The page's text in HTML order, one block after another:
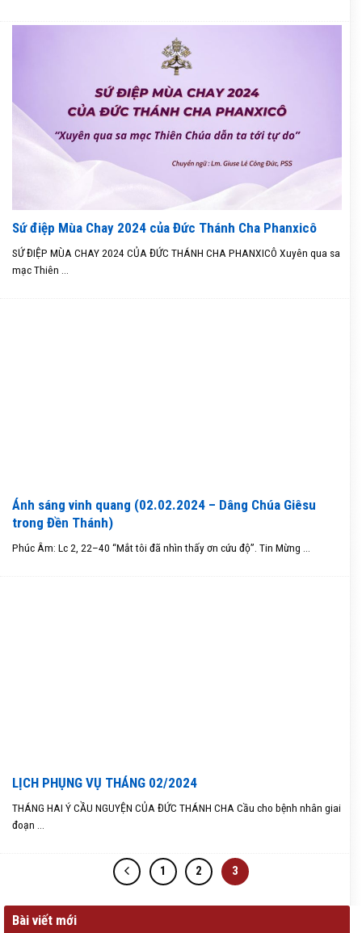
Sứ điệp Mùa Chay 2024 của Đức Thánh Cha Phanxicô
SỨ ĐIỆP MÙA CHAY 2024 CỦA ĐỨC THÁNH CHA PHANXICÔ Xuyên qua sa
mạc Thiên ...
Ánh sáng vinh quang (02.02.2024 – Dâng Chúa Giêsu
trong Đền Thánh)
Phúc Âm: Lc 2, 22–40 “Mắt tôi đã nhìn thấy ơn cứu độ”. Tin Mừng ...
LỊCH PHỤNG VỤ THÁNG 02/2024
THÁNG HAI Ý CẦU NGUYỆN CỦA ĐỨC THÁNH CHA Cầu cho bệnh nhân giai
đoạn ...
1 2 3
Bài viết mới